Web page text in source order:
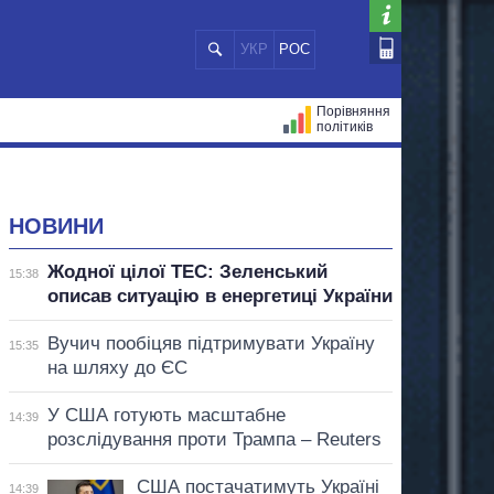
УКР РОС
Порівняння
політиків
НОВИНИ
15:38
Жодної цілої ТЕС: Зеленський
описав ситуацію в енергетиці України
15:35
Вучич пообіцяв підтримувати Україну
на шляху до ЄС
14:39
У США готують масштабне
розслідування проти Трампа – Reuters
14:39
США постачатимуть Україні